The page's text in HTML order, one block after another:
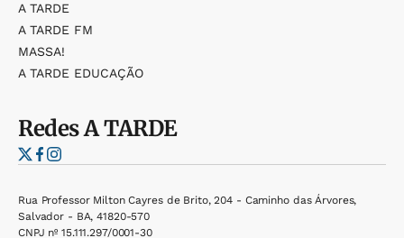
A TARDE
A TARDE FM
MASSA!
A TARDE EDUCAÇÃO
RedesA TARDE
Rua Professor Milton Cayres de Brito, 204 - Caminho das Árvores,
Salvador - BA, 41820-570
CNPJ nº 15.111.297/0001-30